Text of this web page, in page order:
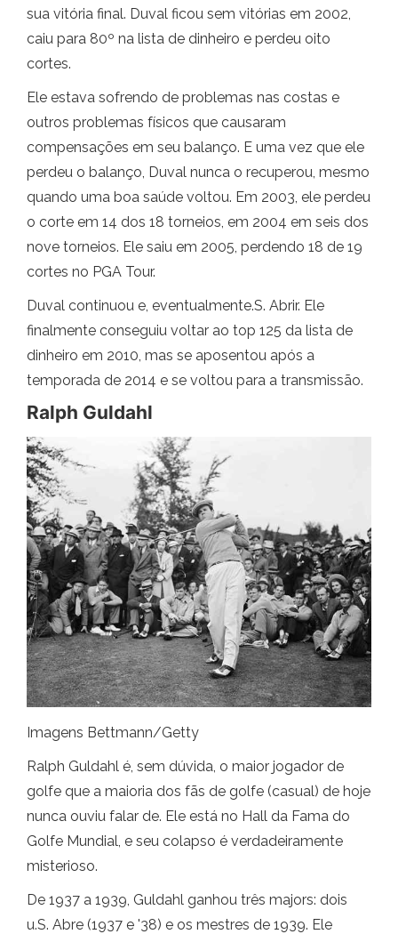
sua vitória final. Duval ficou sem vitórias em 2002,
caiu para 80º na lista de dinheiro e perdeu oito
cortes.
Ele estava sofrendo de problemas nas costas e
outros problemas físicos que causaram
compensações em seu balanço. E uma vez que ele
perdeu o balanço, Duval nunca o recuperou, mesmo
quando uma boa saúde voltou. Em 2003, ele perdeu
o corte em 14 dos 18 torneios, em 2004 em seis dos
nove torneios. Ele saiu em 2005, perdendo 18 de 19
cortes no PGA Tour.
Duval continuou e, eventualmente.S. Abrir. Ele
finalmente conseguiu voltar ao top 125 da lista de
dinheiro em 2010, mas se aposentou após a
temporada de 2014 e se voltou para a transmissão.
Ralph Guldahl
Imagens Bettmann/Getty
Ralph Guldahl é, sem dúvida, o maior jogador de
golfe que a maioria dos fãs de golfe (casual) de hoje
nunca ouviu falar de. Ele está no Hall da Fama do
Golfe Mundial, e seu colapso é verdadeiramente
misterioso.
De 1937 a 1939, Guldahl ganhou três majors: dois
u.S. Abre (1937 e '38) e os mestres de 1939. Ele